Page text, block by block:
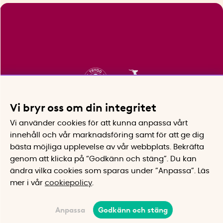
Vi bryr oss om din integritet
Vi använder cookies för att kunna anpassa vårt
innehåll och vår marknadsföring samt för att ge dig
bästa möjliga upplevelse av vår webbplats.
Bekräfta
genom att klicka på “Godkänn och stäng”. Du kan
ändra vilka cookies som sparas under ”Anpassa”.
Läs
mer i vår cookiepolicy
Anpassa Godkänn och stäng